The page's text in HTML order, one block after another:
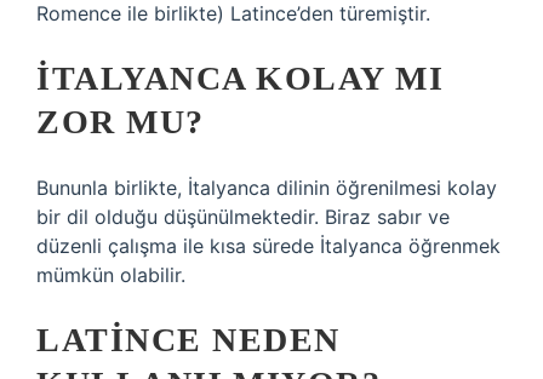
Romence ile birlikte) Latince’den türemiştir.
İTALYANCA KOLAY MI
ZOR MU?
Bununla birlikte, İtalyanca dilinin öğrenilmesi kolay
bir dil olduğu düşünülmektedir. Biraz sabır ve
düzenli çalışma ile kısa sürede İtalyanca öğrenmek
mümkün olabilir.
LATINCE NEDEN